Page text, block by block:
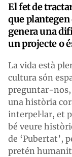
El fet de
que
genera una
un projecte o
La vida està
cultura són
preguntar-nos,
una història
interpel·lar, et
bé veure
de ‘Pubertat’,
pretén